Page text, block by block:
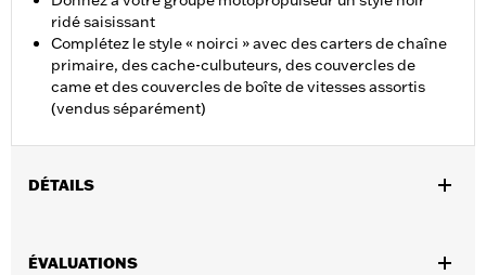
ridé saisissant
Complétez le style « noirci » avec des carters de chaîne
primaire, des cache-culbuteurs, des couvercles de
came et des couvercles de boîte de vitesses assortis
(vendus séparément)
DÉTAILS
modèles équipés de la commande au pied arrière numéro de
ÉVALUATIONS